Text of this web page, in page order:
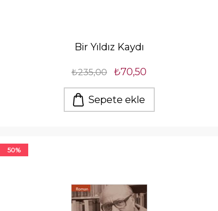
Bir Yıldız Kaydı
₺235,00 ₺70,50
Sepete ekle
50%